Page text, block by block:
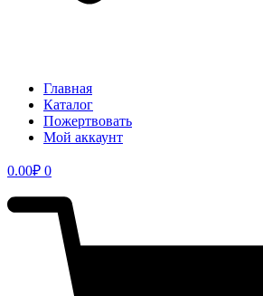
Главная
Каталог
Пожертвовать
Мой аккаунт
0.00₽ 0